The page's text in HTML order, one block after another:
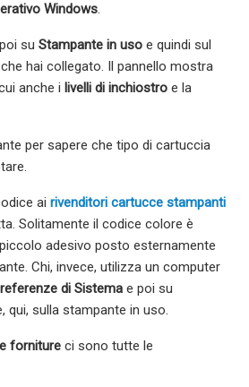
Windows.
su Stampante in uso e quindi sul
hai collegato. Il pannello mostra
anche i livelli di inchiostro e la
per sapere che tipo di cartuccia
ai rivenditori cartucce stampanti
Solitamente il codice colore è
adesivo posto esternamente
Chi, invece, utilizza un computer
di Sistema e poi su
qui, sulla stampante in uso.
forniture ci sono tutte le